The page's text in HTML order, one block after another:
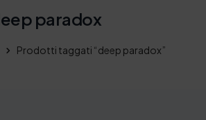
paradox
Prodotti taggati “deep paradox”